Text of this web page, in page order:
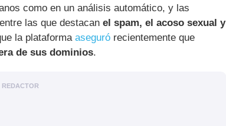
como en un análisis automático, y las
las que destacan el spam, el acoso sexual y
la plataforma aseguró recientemente que
de sus dominios.
REDACTOR